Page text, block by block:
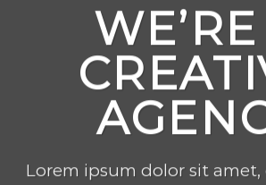
Lorem ipsum dolor sit